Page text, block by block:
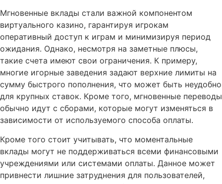
Мгновенные вклады стали важной компонентом
виртуального казино, гарантируя игрокам
оперативный доступ к играм и минимизируя период
ожидания. Однако, несмотря на заметные плюсы,
такие счета имеют свои ограничения. К примеру,
многие игорные заведения задают верхние лимиты на
сумму быстрого пополнения, что может быть неудобно
для крупных ставок. Кроме того, мгновенные переводы
обычно идут с сборами, которые могут изменяться в
зависимости от используемого способа оплаты.
Кроме того стоит учитывать, что моментальные
вклады могут не поддерживаться всеми финансовыми
учреждениями или системами оплаты. Данное может
привнести лишние затруднения для пользователей,